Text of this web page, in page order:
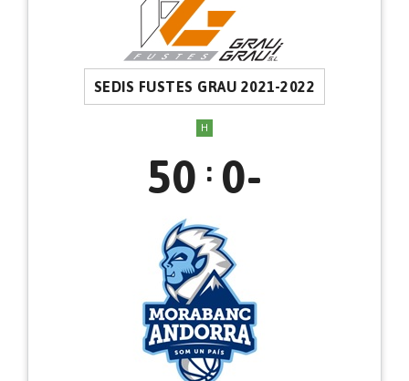
SEDIS FUSTES GRAU 2021-2022
H
50 : 0-